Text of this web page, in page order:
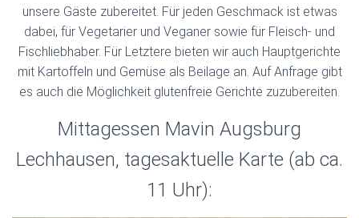
unsere Gäste zubereitet. Für jeden Geschmack ist etwas
dabei, für Vegetarier und Veganer sowie für Fleisch- und
Fischliebhaber. Für Letztere bieten wir auch Hauptgerichte
mit Kartoffeln und Gemüse als Beilage an. Auf Anfrage gibt
es auch die Möglichkeit glutenfreie Gerichte zuzubereiten.
Mittagessen Mavin Augsburg
Lechhausen, tagesaktuelle Karte (ab ca.
11 Uhr):